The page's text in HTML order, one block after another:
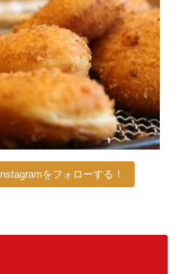
Instagramをフォローする！